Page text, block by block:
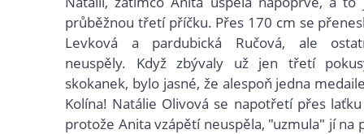
průběžnou třetí příčku. Přes 170 cm se
Levková a pardubická Ručová, ale
neuspěly. Když zbývaly už jen třetí
skokanek, bylo jasné, že alespoň jedna
Kolína! Natálie Olivová se napotřetí přes
protože Anita vzápětí neuspěla, "uzmula" jí na